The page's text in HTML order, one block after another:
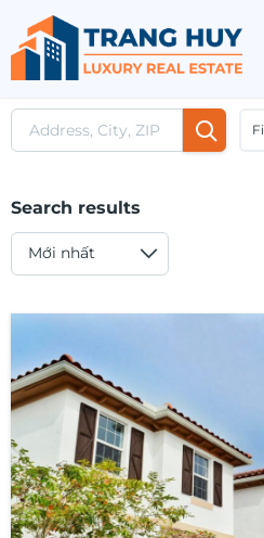
Search results